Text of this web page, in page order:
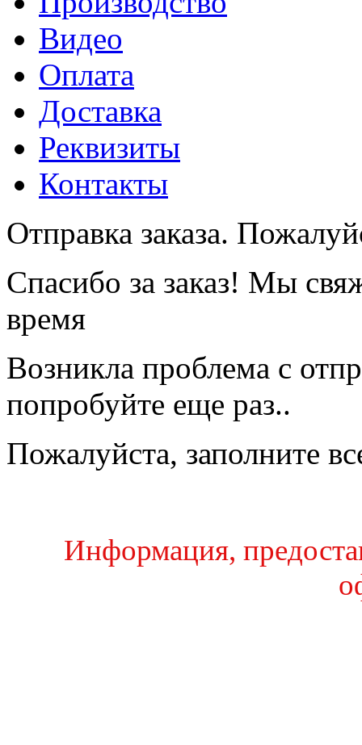
Видео
Оплата
Доставка
Реквизиты
Контакты
Отправка заказа.
Спасибо за заказ! Мы
время
Возникла проблема с
попробуйте еще раз..
Пожалуйста, заполните
Информация,